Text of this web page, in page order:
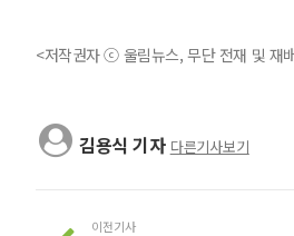
<저작권자 ⓒ 울림뉴스, 무단 전재 및 재
김용식 기자 다른기사보기
이전기사